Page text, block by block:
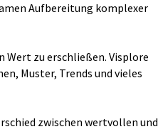
Aufbereitung komplexer
Wert zu erschließen. Visplore
Muster, Trends und vieles
zwischen wertvollen und